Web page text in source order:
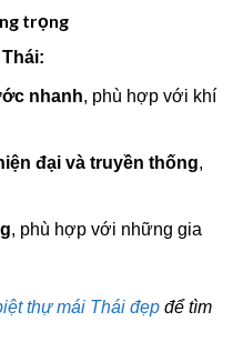
trọng
nhanh, phù hợp với khí
đại và truyền thống,
, phù hợp với những gia
thự mái Thái đẹp để tìm